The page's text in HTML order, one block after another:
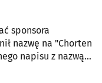
sponsora
nazwę na "Chorten
napisu z nazwą